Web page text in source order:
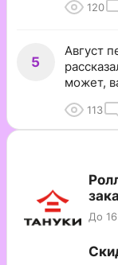
120
5
Август
может,
113
До 16